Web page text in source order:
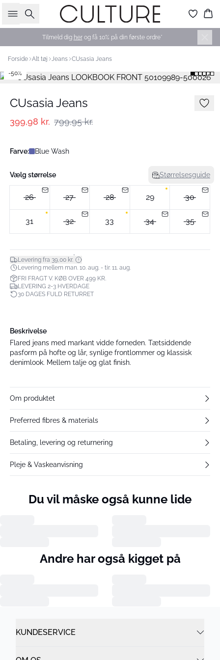
Søg
Tilmeld dig herog få 10% på din første ordre*
Forside Alt tøj Jeans CUsasia Jeans
-50%
CUsasia Jeans
399,98 kr. 799,95 kr.
Farve: Blue Wash
Vælg størrelse Størrelsesguide
26 27 28 29 30
31 32 33 34 35
Levering fra 39,00 kr.*
Levering mellem man. 10. aug. - tir. 11. aug.
FRI FRAGT V. KØB OVER 499 KR.
LEVERING 2-3 HVERDAGE
30 DAGES FULD RETURRET
Beskrivelse
Flared jeans med markant vidde forneden. Tætsiddende
pasform på hofte og lår, synlige frontlommer og klassisk
denimlook. Mellem talje og glat finish.
Om produktet
Preferred fibres & materials
Betaling, levering og returnering
Pleje & Vaskeanvisning
Du vil måske også kunne lide
Andre har også kigget på
KUNDESERVICE